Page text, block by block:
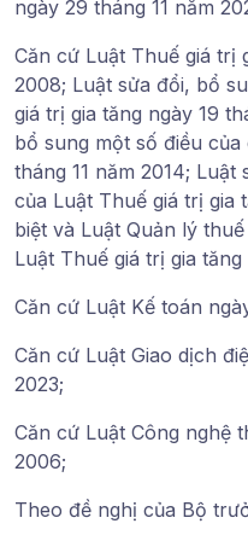
ngày 29 tháng 11 năm
Căn cứ Luật Thuế giá trị
2008; Luật sửa đổi, bổ
giá trị gia tăng ngày 19
bổ sung một số điều
tháng 11 năm 2014;
của Luật Thuế giá trị gia
biệt và Luật Quản lý
Luật Thuế giá trị gia
Căn cứ Luật Kế toán
Căn cứ Luật Giao dịch
2023;
Căn cứ Luật Công nghệ
2006;
Theo đề nghị của Bộ